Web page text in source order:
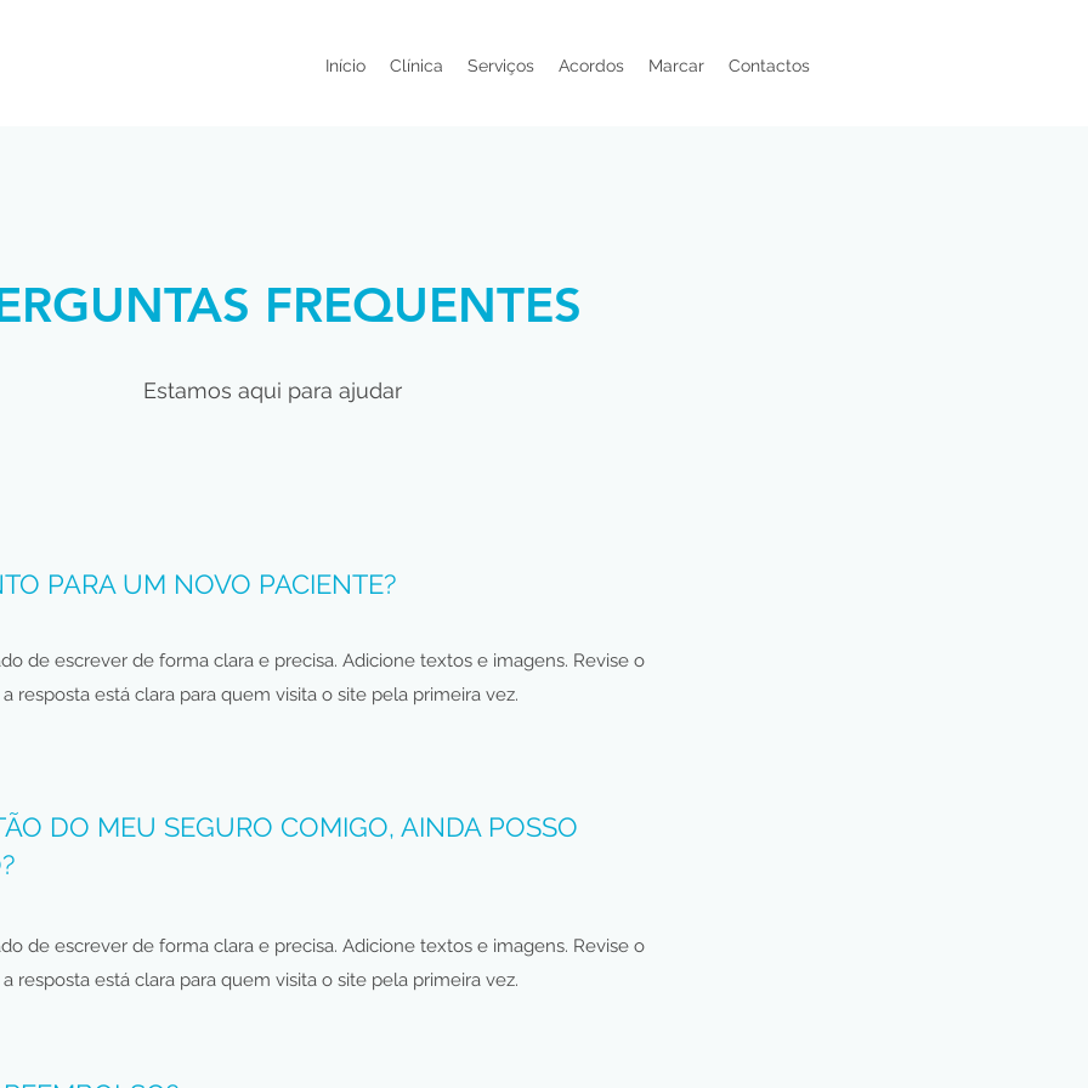
Início Clínica Serviços Acordos Marcar Contactos
FREQUENTES
Estamos aqui para ajudar
PARA UM NOVO PACIENTE?
de escrever de forma clara e precisa. Adicione textos e imagens. Revise o
resposta está clara para quem visita o site pela primeira vez.
DO MEU SEGURO COMIGO, AINDA POSSO
de escrever de forma clara e precisa. Adicione textos e imagens. Revise o
resposta está clara para quem visita o site pela primeira vez.